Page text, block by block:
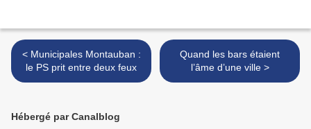
< Municipales Montauban :
le PS prit entre deux feux
Quand les bars étaient
l’âme d’une ville >
Hébergé par Canalblog